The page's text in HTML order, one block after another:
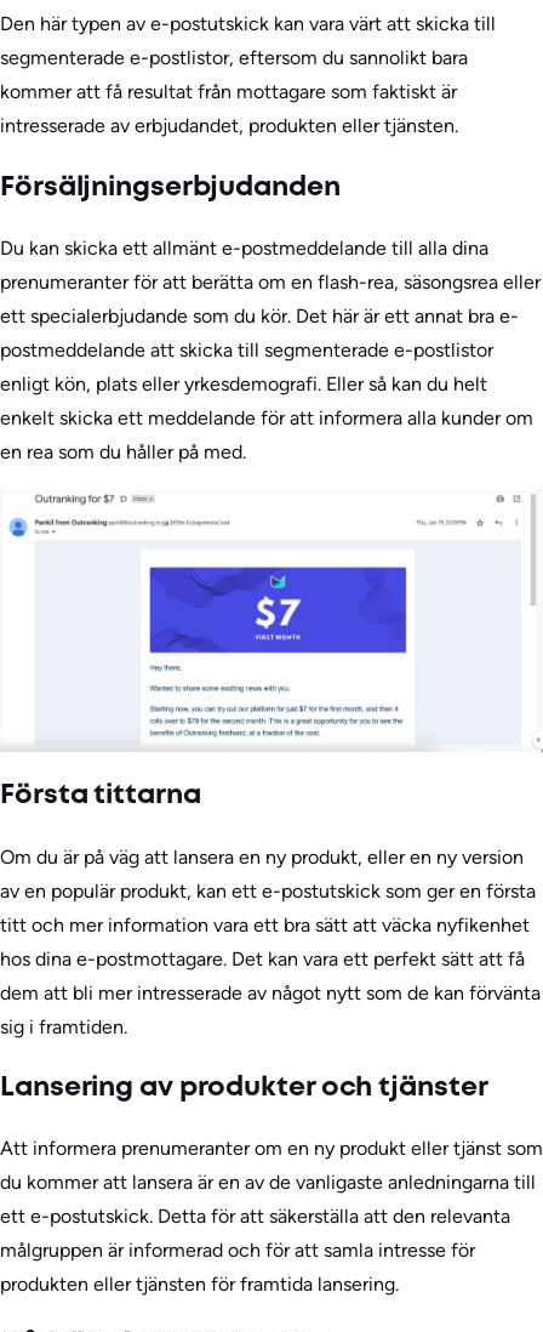
Den här typen av e-postutskick kan vara värt att skicka till
segmenterade e-postlistor, eftersom du sannolikt bara
kommer att få resultat från mottagare som faktiskt är
intresserade av erbjudandet, produkten eller tjänsten.
Försäljningserbjudanden
Du kan skicka ett allmänt e-postmeddelande till alla dina
prenumeranter för att berätta om en flash-rea, säsongsrea eller
ett specialerbjudande som du kör. Det här är ett annat bra e-
postmeddelande att skicka till segmenterade e-postlistor
enligt kön, plats eller yrkesdemografi. Eller så kan du helt
enkelt skicka ett meddelande för att informera alla kunder om
en rea som du håller på med.
Första tittarna
Om du är på väg att lansera en ny produkt, eller en ny version
av en populär produkt, kan ett e-postutskick som ger en första
titt och mer information vara ett bra sätt att väcka nyfikenhet
hos dina e-postmottagare. Det kan vara ett perfekt sätt att få
dem att bli mer intresserade av något nytt som de kan förvänta
sig i framtiden.
Lansering av produkter och tjänster
Att informera prenumeranter om en ny produkt eller tjänst som
du kommer att lansera är en av de vanligaste anledningarna till
ett e-postutskick. Detta för att säkerställa att den relevanta
målgruppen är informerad och för att samla intresse för
produkten eller tjänsten för framtida lansering.